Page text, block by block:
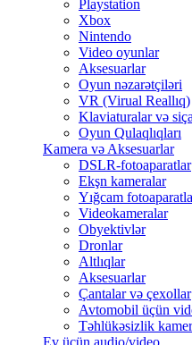
Playstation
Xbox
Nintendo
Video oyunlar
Aksesuarlar
Oyun nəzarətçiləri
VR (Virual Reallıq)
Klaviaturalar və
Oyun Qulaqlıqları
Kamera və Aksesuarlar
DSLR-fotoaparatlar
Ekşn kameralar
Yığcam
Videokameralar
Obyektivlər
Dronlar
Altlıqlar
Aksesuarlar
Çantalar və çexollar
Avtomobil üçün
Təhlükəsizlik
Ev üçün audio/video